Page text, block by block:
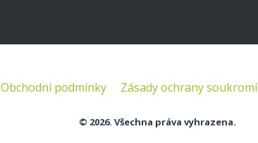
Obchodní podmínky Zásady ochrany soukromí
© 2026. Všechna práva vyhrazena.